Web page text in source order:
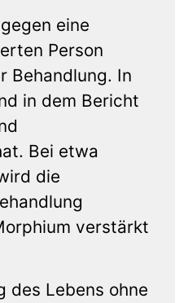
eine
Person
Behandlung. In
in dem Bericht
Bei etwa
die
verstärkt
des Lebens ohne